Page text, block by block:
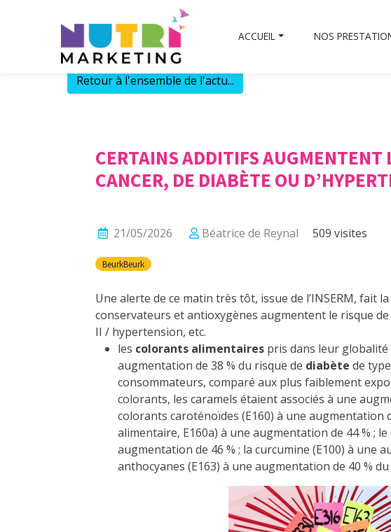
ACCUEIL NOS
Retour à l'ensemble de l'actu...
CERTAINS ADDITIFS AUGMENTENT
CANCER, DE DIABÈTE OU
21/05/2026 Béatrice de Reynal 509 visites
BeurkBeurk
Une alerte de ce matin très tôt, issue de l’INSERM, fait
conservateurs et antioxygènes augmentent le risque
II / hypertension, etc.
les colorants alimentaires pris dans leur
augmentation de 38 % du risque de diabète de
consommateurs, comparé aux plus faiblement
colorants, les caramels étaient associés à une
colorants caroténoïdes (E160) à une augmentation
alimentaire, E160a) à une augmentation de 44 % ;
augmentation de 46 % ; la curcumine (E100) à une
anthocyanes (E163) à une augmentation de 40 %